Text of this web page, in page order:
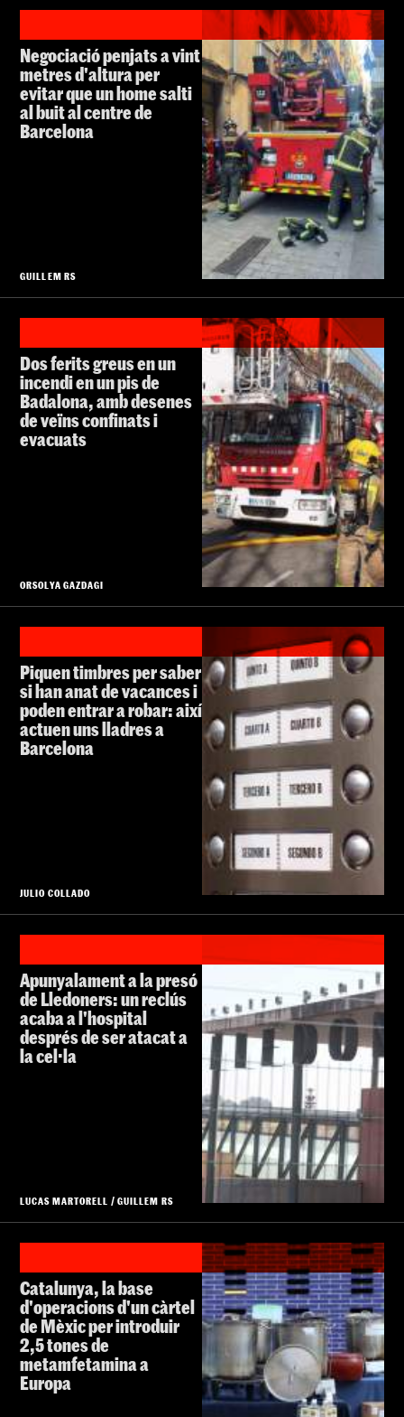
Negociació penjats a vint
metres d'altura per
evitar que un home salti
al buit al centre de
Barcelona
GUILLEM RS
Dos ferits greus en un
incendi en un pis de
Badalona, amb desenes
de veïns confinats i
evacuats
ORSOLYA GAZDAGI
Piquen timbres per saber
si han anat de vacances i
poden entrar a robar: així
actuen uns lladres a
Barcelona
JULIO COLLADO
Apunyalament a la presó
de Lledoners: un reclús
acaba a l'hospital
després de ser atacat a
la cel·la
LUCAS MARTORELL / GUILLEM RS
Catalunya, la base
d'operacions d'un càrtel
de Mèxic per introduir
2,5 tones de
metamfetamina a
Europa